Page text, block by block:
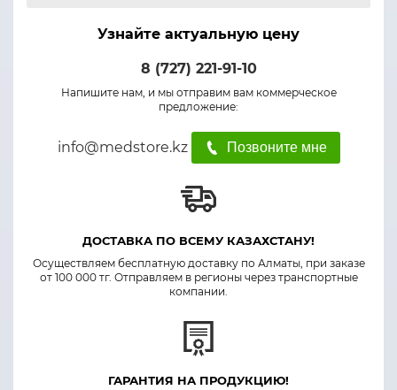
Узнайте актуальную цену
8 (727) 221-91-10
Напишите нам, и мы отправим вам коммерческое
предложение:
info@medstore.kz Позвоните мне
ДОСТАВКА ПО ВСЕМУ КАЗАХСТАНУ!
Осуществляем бесплатную доставку по Алматы, при заказе
от 100 000 тг. Отправляем в регионы через транспортные
компании.
ГАРАНТИЯ НА ПРОДУКЦИЮ!